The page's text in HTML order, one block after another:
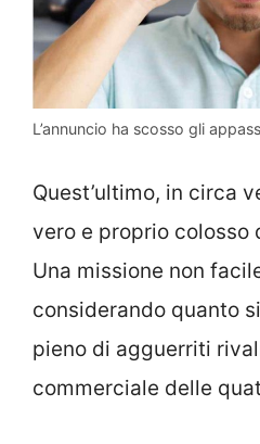
L’annuncio ha scosso gli
Quest’ultimo, in circa
vero e proprio colosso
Una missione non
considerando quanto
pieno di agguerriti
commerciale delle